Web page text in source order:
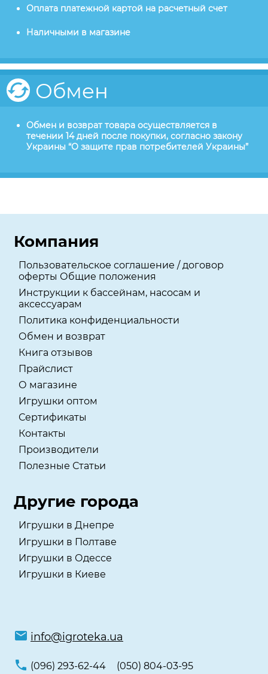
Оплата платежной картой на расчетный счет
Наличными в магазине
Обмен
Обмен и возврат товара осуществляется в
течении 14 дней после покупки, согласно закону
Украины “О защите прав потребителей Украины”
Компания
Пользовательское соглашение / договор
оферты Общие положения
Инструкции к бассейнам, насосам и
аксессуарам
Политика конфиденциальности
Обмен и возврат
Книга отзывов
Прайслист
О магазине
Игрушки оптом
Сертификаты
Контакты
Производители
Полезные Статьи
Другие города
Игрушки в Днепре
Игрушки в Полтаве
Игрушки в Одессе
Игрушки в Киеве
info@igroteka.ua
(096) 293-62-44 (050) 804-03-95